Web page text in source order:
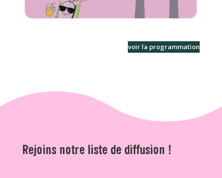
voir la programmation
Rejoins notre liste de diffusion !